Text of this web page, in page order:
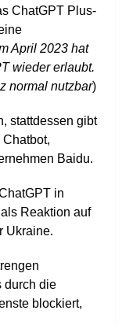
ChatGPT Plus-
April 2023 hat
wieder erlaubt.
normal nutzbar)
stattdessen gibt
Baidu​​.
in
Reaktion auf
Ukraine​​.
durch die
blockiert,